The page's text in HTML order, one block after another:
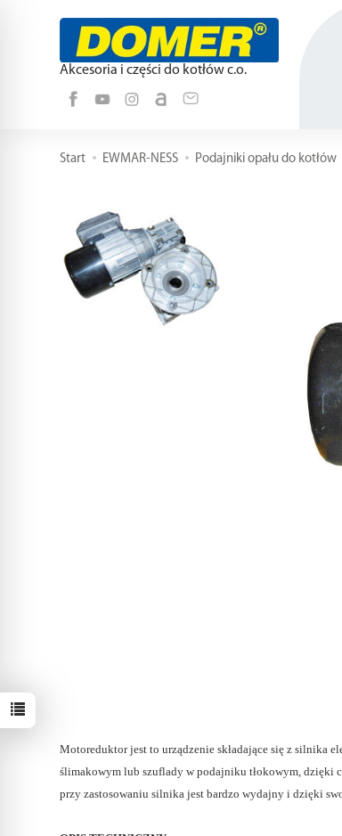
Akcesoria i części do kotłów c.o.
Start EWMAR-NESS Podajniki opału do kotłów
Motoreduktor jest to urządzenie składające się z silnika
ślimakowym lub szuflady w podajniku tłokowym, dzięki
przy zastosowaniu silnika jest bardzo wydajny i dzięki